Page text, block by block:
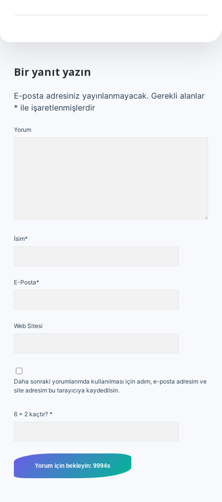
Bir yanıt yazın
E-posta adresiniz yayınlanmayacak. Gerekli alanlar
* ile işaretlenmişlerdir
Yorum
İsim*
E-Posta*
Web Sitesi
Daha sonraki yorumlarımda kullanılması için adım, e-posta adresim ve
site adresim bu tarayıcıya kaydedilsin.
6 + 2 kaçtır? *